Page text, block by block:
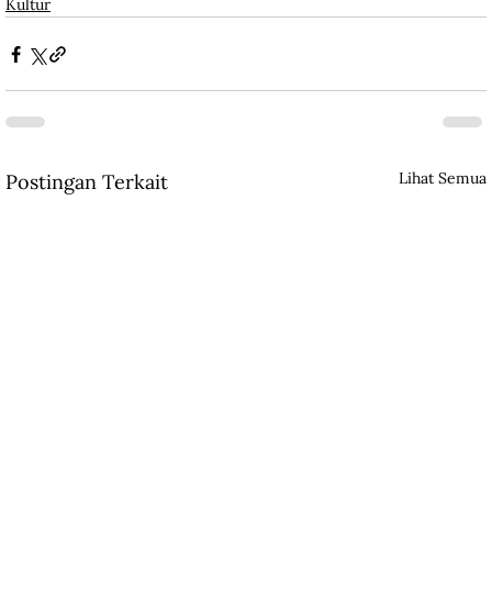
Kultur
Postingan Terkait Lihat Semua